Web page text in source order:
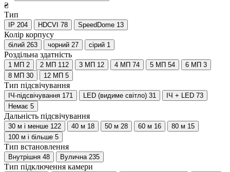
₴
Тип
IP 204 HDCVI 78 SpeedDome 13
Колір корпусу
білий 263 чорний 27 сірий 1
Роздільна здатність
1 МП 2 2 МП 112 3 МП 12 4 МП 74 5 МП 54 6 МП 3
8 МП 30 12 МП 5
Тип підсвічування
IЧ-підсвічування 171 LED (видиме світло) 31 ІЧ + LED 73
Немає 5
Дальність підсвічування
30 м і менше 122 40 м 18 50 м 28 60 м 16 80 м 15
100 м і більше 5
Тип встановлення
Внутрішня 48 Вулична 235
Тип підключення камери